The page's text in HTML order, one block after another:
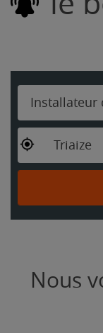
Installateur
Triaize
Nous